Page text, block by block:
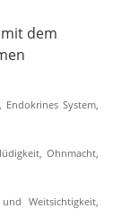
dem
System,
Ohnmacht,
Weitsichtigkeit,